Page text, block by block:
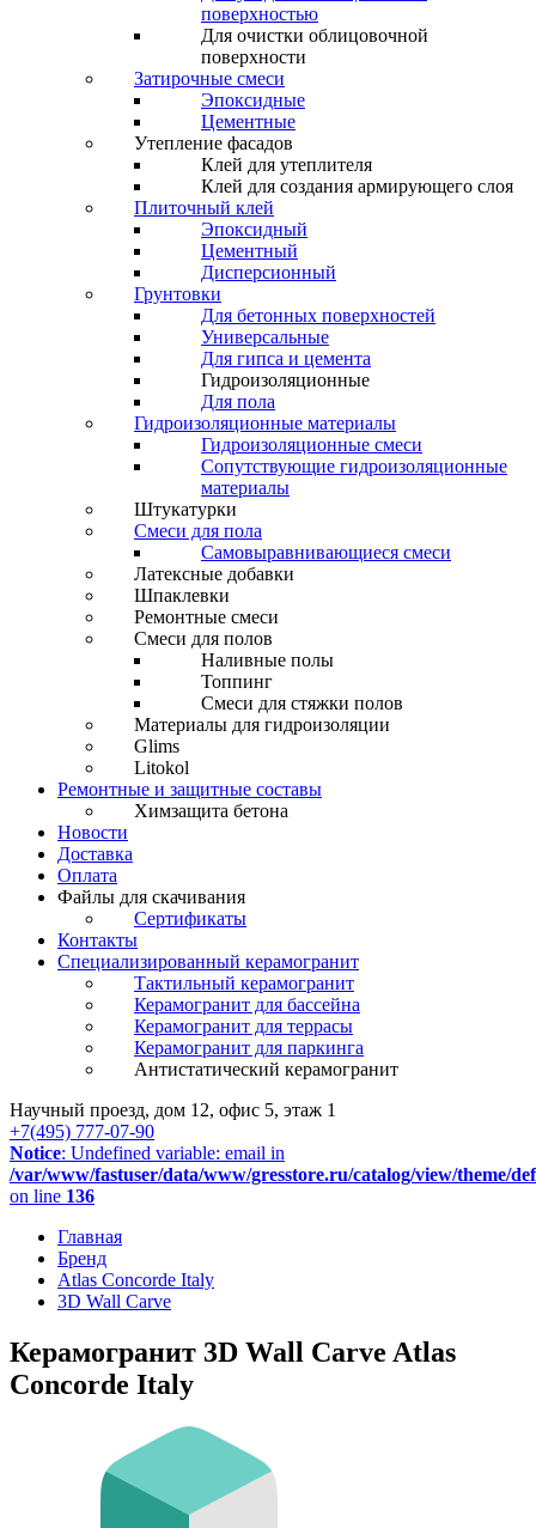
поверхностью
Для очистки облицовочной
поверхности
Затирочные смеси
Эпоксидные
Цементные
Утепление фасадов
Клей для утеплителя
Клей для создания армирующего слоя
Плиточный клей
Эпоксидный
Цементный
Дисперсионный
Грунтовки
Для бетонных поверхностей
Универсальные
Для гипса и цемента
Гидроизоляционные
Для пола
Гидроизоляционные материалы
Гидроизоляционные смеси
Сопутствующие гидроизоляционные
материалы
Штукатурки
Смеси для пола
Самовыравнивающиеся смеси
Латексные добавки
Шпаклевки
Ремонтные смеси
Смеси для полов
Наливные полы
Топпинг
Смеси для стяжки полов
Материалы для гидроизоляции
Glims
Litokol
Ремонтные и защитные составы
Химзащита бетона
Новости
Доставка
Оплата
Файлы для скачивания
Сертификаты
Контакты
Специализированный керамогранит
Тактильный керамогранит
Керамогранит для бассейна
Керамогранит для террасы
Керамогранит для паркинга
Антистатический керамогранит
Научный проезд, дом 12, офис 5, этаж 1
+7(495) 777-07-90
Notice: Undefined variable: email in
/var/www/fastuser/data/www/gresstore.ru/catalog/view/theme/
on line 136
Главная
Бренд
Atlas Concorde Italy
3D Wall Carve
Керамогранит 3D Wall Carve Atlas
Concorde Italy